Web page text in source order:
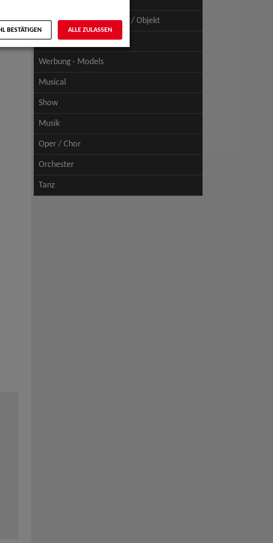
Schauspiel - Figur / Puppe / Objekt
Werbung - Talents
Werbung - Models
Musical
Show
Musik
Oper / Chor
Orchester
Tanz
BESTÄTIGEN ALLE ZULASSEN